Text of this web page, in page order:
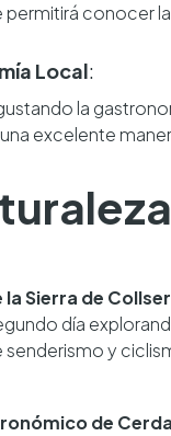
permitirá conocer
Local:
la
excelente
Sierra de
día
y
de